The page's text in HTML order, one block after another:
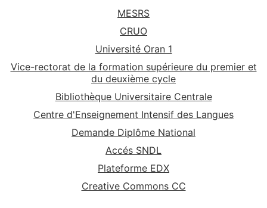
MESRS
CRUO
Université Oran 1
Vice-rectorat de la formation supérieure du premier et
du deuxième cycle
Bibliothèque Universitaire Centrale
Centre d'Enseignement Intensif des Langues
Demande Diplôme National
Accés SNDL
Plateforme EDX
Creative Commons CC